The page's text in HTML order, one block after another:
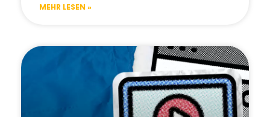
MEHR LESEN »